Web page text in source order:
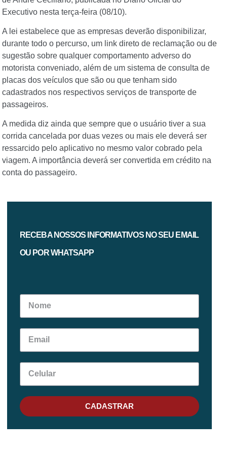
Executivo nesta terça-feira (08/10).
A lei estabelece que as empresas deverão disponibilizar,
durante todo o percurso, um link direto de reclamação ou de
sugestão sobre qualquer comportamento adverso do
motorista conveniado, além de um sistema de consulta de
placas dos veículos que são ou que tenham sido
cadastrados nos respectivos serviços de transporte de
passageiros.
A medida diz ainda que sempre que o usuário tiver a sua
corrida cancelada por duas vezes ou mais ele deverá ser
ressarcido pelo aplicativo no mesmo valor cobrado pela
viagem. A importância deverá ser convertida em crédito na
conta do passageiro.
RECEBA NOSSOS INFORMATIVOS NO SEU EMAIL
OU POR WHATSAPP
CADASTRAR